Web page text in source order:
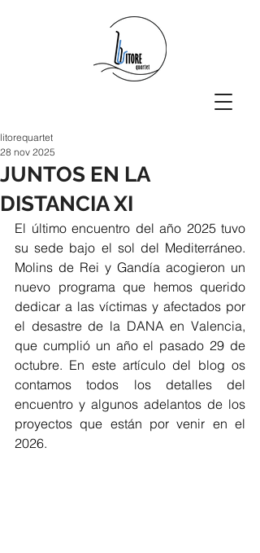
JUNTOS EN LA
DISTANCIA XI
litorequartet
28 nov 2025
El último encuentro del año 2025 tuvo
su sede bajo el sol del Mediterráneo.
Molins de Rei y Gandía acogieron un
nuevo programa que hemos querido
dedicar a las víctimas y afectados por
el desastre de la DANA en Valencia,
que cumplió un año el pasado 29 de
octubre. En este artículo del blog os
contamos todos los detalles del
encuentro y algunos adelantos de los
proyectos que están por venir en el
2026.